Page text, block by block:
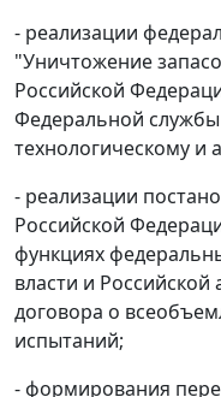
- реализации
"Уничтожение
Российской
Федеральной службы
технологическому и
- реализации
Российской
функциях
власти и
договора о
испытаний;
- формирования